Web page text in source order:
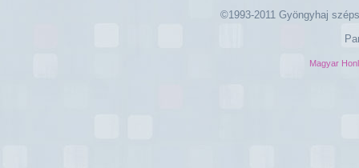
©1993-2011 Gyöngyhaj
Magyar